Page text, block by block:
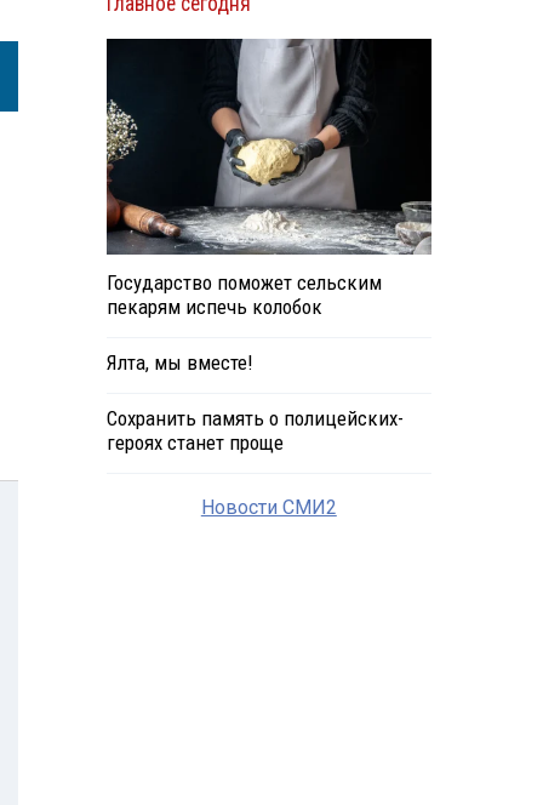
Государство поможет сельским
пекарям испечь колобок
Ялта, мы вместе!
Сохранить память о полицейских-
героях станет проще
Новости СМИ2